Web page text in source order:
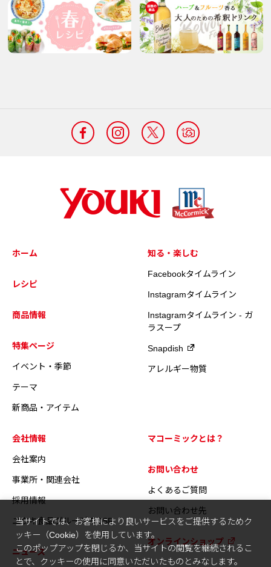
ホーム
レシピ
商品情報
特集ページ
イベント・季節
テーマ
新商品・アイテム
知る・楽しむ
Facebookタイムライン
Instagramタイムライン
Instagramタイムライン - ガ
ラスープ
Snapdish
アレルギー物質
会社情報
会社案内
事業所・関連会社
採用情報
ユウキ食品グループのCSR
ニュース
マコーミックとは？
お問い合わせ
よくあるご質問
お問い合わせ先
オンラインショップ
当サイトでは、お客様により良いサービスをご提供するためク
ッキー（Cookie）を使用しています。
このポップアップを閉じるか、当サイトの閲覧を継続されるこ
とで、クッキーの使用に同意いただいたものとみなします。